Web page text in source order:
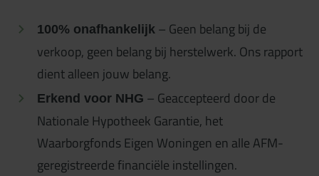
100% onafhankelijk – Geen belang bij de
verkoop, geen belang bij herstelwerk. Ons rapport
dient alleen jouw belang.
Erkend voor NHG – Geaccepteerd door de
Nationale Hypotheek Garantie, het
Waarborgfonds Eigen Woningen en alle AFM-
geregistreerde financiële instellingen.